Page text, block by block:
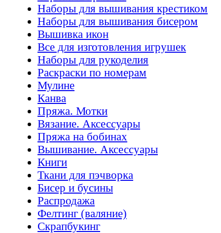
Наборы для вышивания крестиком
Наборы для вышивания бисером
Вышивка икон
Все для изготовления игрушек
Наборы для рукоделия
Раскраски по номерам
Мулине
Канва
Пряжа. Мотки
Вязание. Аксессуары
Пряжа на бобинах
Вышивание. Аксессуары
Книги
Ткани для пэчворка
Бисер и бусины
Распродажа
Фелтинг (валяние)
Скрапбукинг